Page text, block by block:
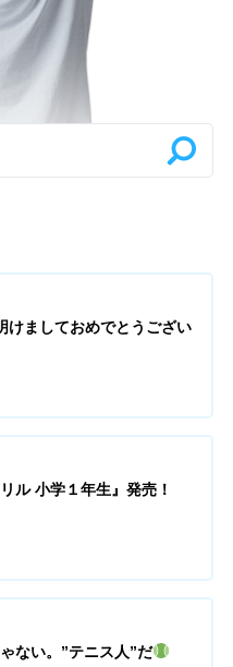
けましておめでとうござい
ル 小学１年生』発売！
ない。”テニス人”だ